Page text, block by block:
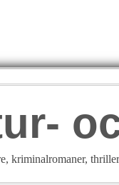
kriminalromaner,